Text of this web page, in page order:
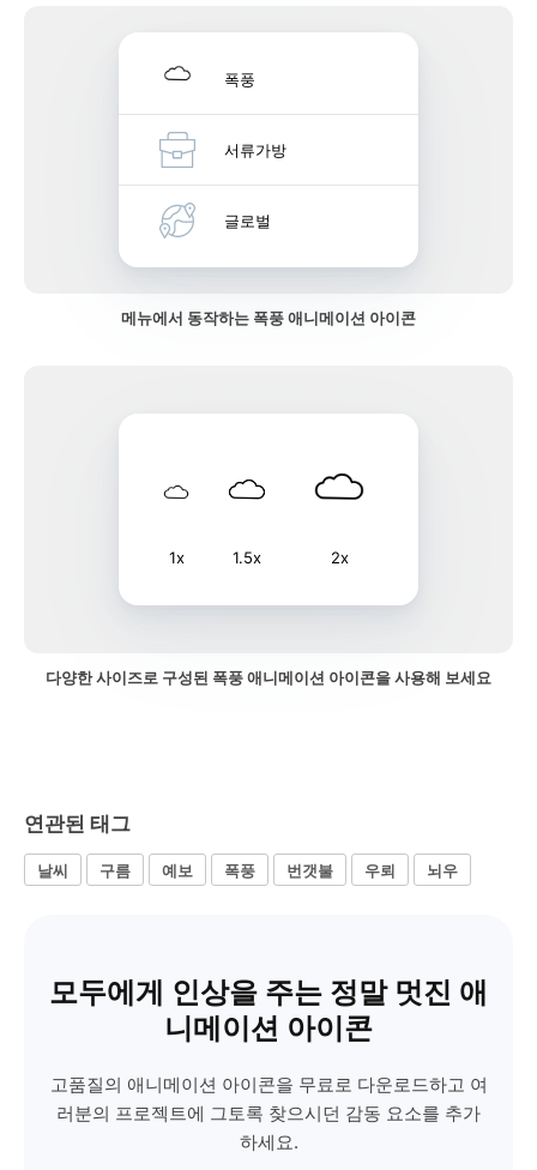
폭풍
서류가방
글로벌
메뉴에서 동작하는 폭풍 애니메이션 아이콘
1x 1.5x 2x
다양한 사이즈로 구성된 폭풍 애니메이션 아이콘을 사용해 보세요
연관된 태그
날씨 구름 예보 폭풍 번갯불 우뢰 뇌우
모두에게 인상을 주는 정말 멋진 애
니메이션 아이콘
고품질의 애니메이션 아이콘을 무료로 다운로드하고 여
러분의 프로젝트에 그토록 찾으시던 감동 요소를 추가
하세요.